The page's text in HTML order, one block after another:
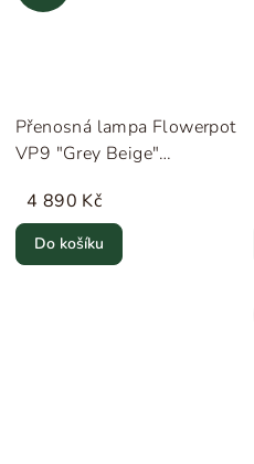
Přenosná lampa Flowerpot
VP9 "Grey Beige"
4 890 Kč
Do košíku